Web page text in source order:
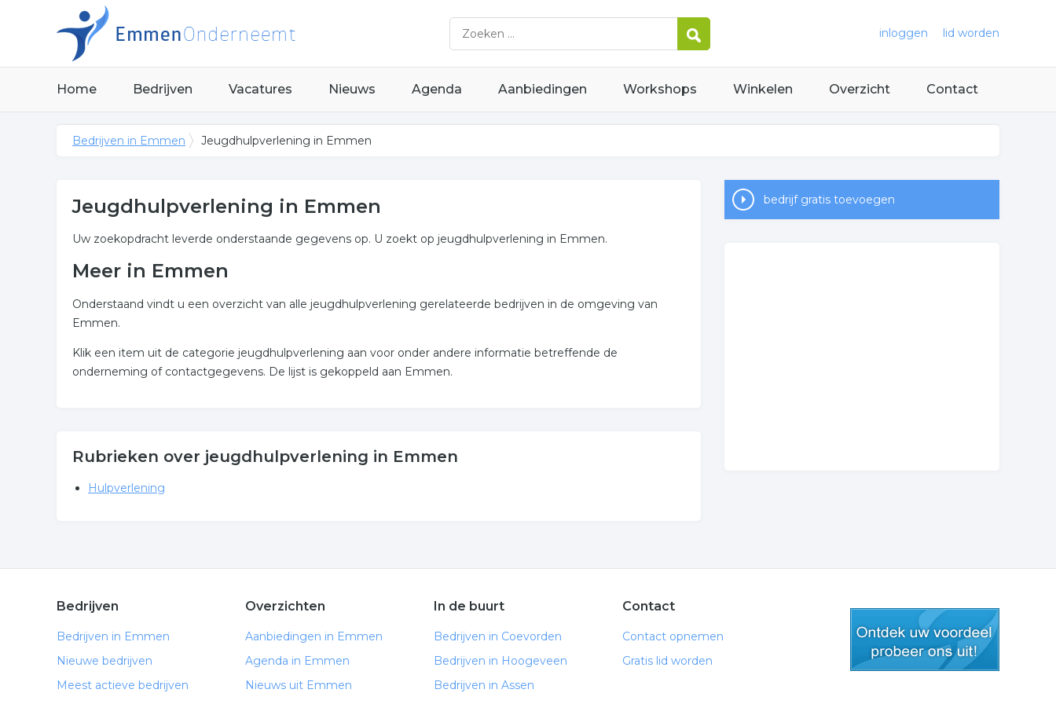
inloggen lid worden
Home Bedrijven Vacatures Nieuws Agenda Aanbiedingen Workshops Winkelen Overzicht Contact
Bedrijven in Emmen Jeugdhulpverlening in Emmen
Jeugdhulpverlening in Emmen
Uw zoekopdracht leverde onderstaande gegevens op. U zoekt op jeugdhulpverlening in Emmen.
Meer in Emmen
Onderstaand vindt u een overzicht van alle jeugdhulpverlening gerelateerde bedrijven in de omgeving van
Emmen.
Klik een item uit de categorie jeugdhulpverlening aan voor onder andere informatie betreffende de
onderneming of contactgegevens. De lijst is gekoppeld aan Emmen.
Rubrieken over jeugdhulpverlening in Emmen
Hulpverlening
bedrijf gratis toevoegen
Bedrijven
Bedrijven in Emmen
Nieuwe bedrijven
Meest actieve bedrijven
Overzichten
Aanbiedingen in Emmen
Agenda in Emmen
Nieuws uit Emmen
In de buurt
Bedrijven in Coevorden
Bedrijven in Hoogeveen
Bedrijven in Assen
Contact
Contact opnemen
Gratis lid worden